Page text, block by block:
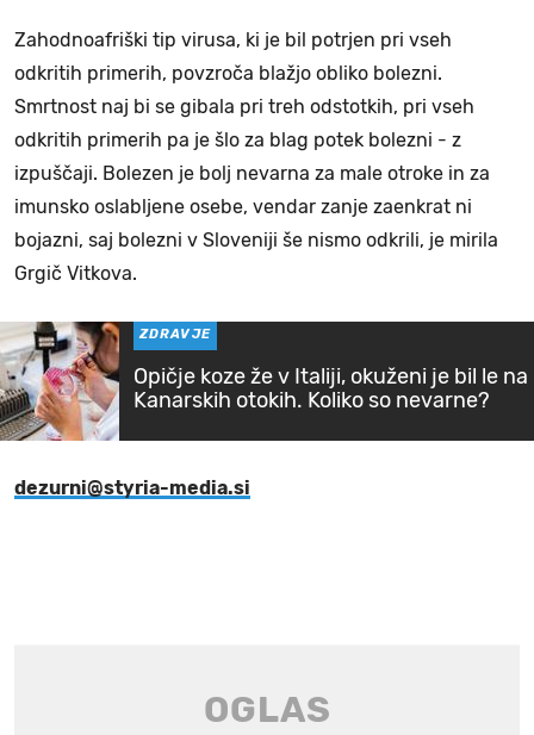
Zahodnoafriški tip virusa, ki je bil potrjen pri vseh
odkritih primerih, povzroča blažjo obliko bolezni.
Smrtnost naj bi se gibala pri treh odstotkih, pri vseh
odkritih primerih pa je šlo za blag potek bolezni - z
izpuščaji. Bolezen je bolj nevarna za male otroke in za
imunsko oslabljene osebe, vendar zanje zaenkrat ni
bojazni, saj bolezni v Sloveniji še nismo odkrili, je mirila
Grgič Vitkova.
ZDRAVJE
Opičje koze že v Italiji, okuženi je bil le na
Kanarskih otokih. Koliko so nevarne?
dezurni@styria-media.si